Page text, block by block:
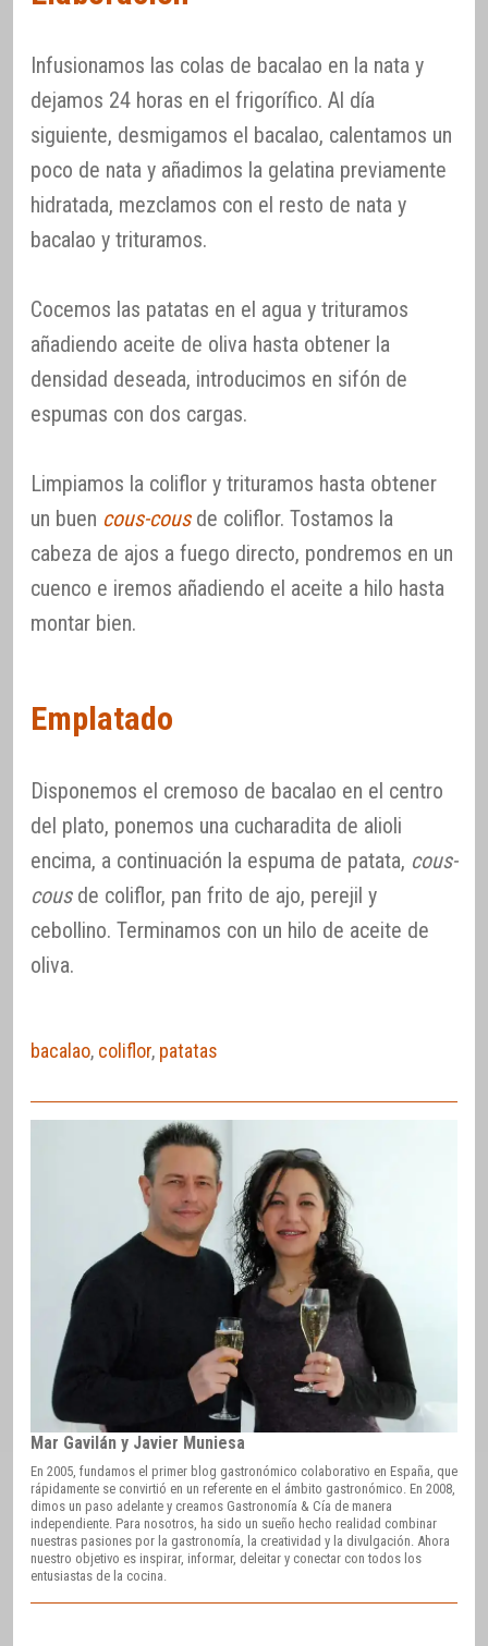
Infusionamos las colas de bacalao en la nata y
dejamos 24 horas en el frigorífico. Al día
siguiente, desmigamos el bacalao, calentamos un
poco de nata y añadimos la gelatina previamente
hidratada, mezclamos con el resto de nata y
bacalao y trituramos.
Cocemos las patatas en el agua y trituramos
añadiendo aceite de oliva hasta obtener la
densidad deseada, introducimos en sifón de
espumas con dos cargas.
Limpiamos la coliflor y trituramos hasta obtener
un buen cous-cousde coliflor. Tostamos la
cabeza de ajos a fuego directo, pondremos en un
cuenco e iremos añadiendo el aceite a hilo hasta
montar bien.
Emplatado
Disponemos el cremoso de bacalao en el centro
del plato, ponemos una cucharadita de alioli
encima, a continuación la espuma de patata, cous-
cousde coliflor, pan frito de ajo, perejil y
cebollino. Terminamos con un hilo de aceite de
oliva.
bacalao, coliflor, patatas
Mar Gavilán y Javier Muniesa
En 2005, fundamos el primer blog gastronómico colaborativo en España, que
rápidamente se convirtió en un referente en el ámbito gastronómico. En 2008,
dimos un paso adelante y creamos Gastronomía & Cía de manera
independiente. Para nosotros, ha sido un sueño hecho realidad combinar
nuestras pasiones por la gastronomía, la creatividad y la divulgación. Ahora
nuestro objetivo es inspirar, informar, deleitar y conectar con todos los
entusiastas de la cocina.